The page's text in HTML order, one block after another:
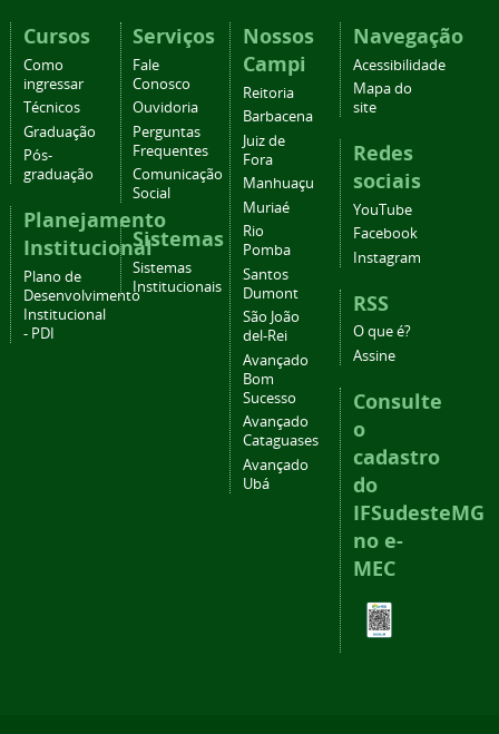
Cursos
Como
ingressar
Técnicos
Graduação
Pós-
graduação
Planejamento
Institucional
Plano de
Desenvolvimento
Institucional
- PDI
Serviços
Fale
Conosco
Ouvidoria
Perguntas
Frequentes
Comunicação
Social
Sistemas
Sistemas
Institucionais
Nossos
Campi
Reitoria
Barbacena
Juiz de
Fora
Manhuaçu
Muriaé
Rio
Pomba
Santos
Dumont
São João
del-Rei
Avançado
Bom
Sucesso
Avançado
Cataguases
Avançado
Ubá
Navegação
Acessibilidade
Mapa do
site
Redes
sociais
YouTube
Facebook
Instagram
RSS
O que é?
Assine
Consulte
o
cadastro
do
IFSudesteMG
no e-
MEC